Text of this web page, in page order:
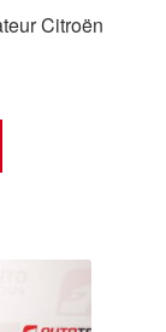
Citroën